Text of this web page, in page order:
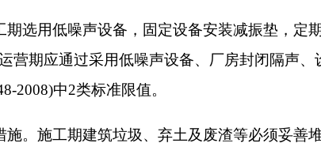
措施，针对该项目可能产生的风险，建设方应严格执行
制突发环境事件应急预案，落实各项应急物资，并加强